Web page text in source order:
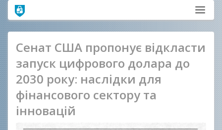
Сенат США пропонує відкласти
запуск цифрового долара до
2030 року: наслідки для
фінансового сектору та
інновацій